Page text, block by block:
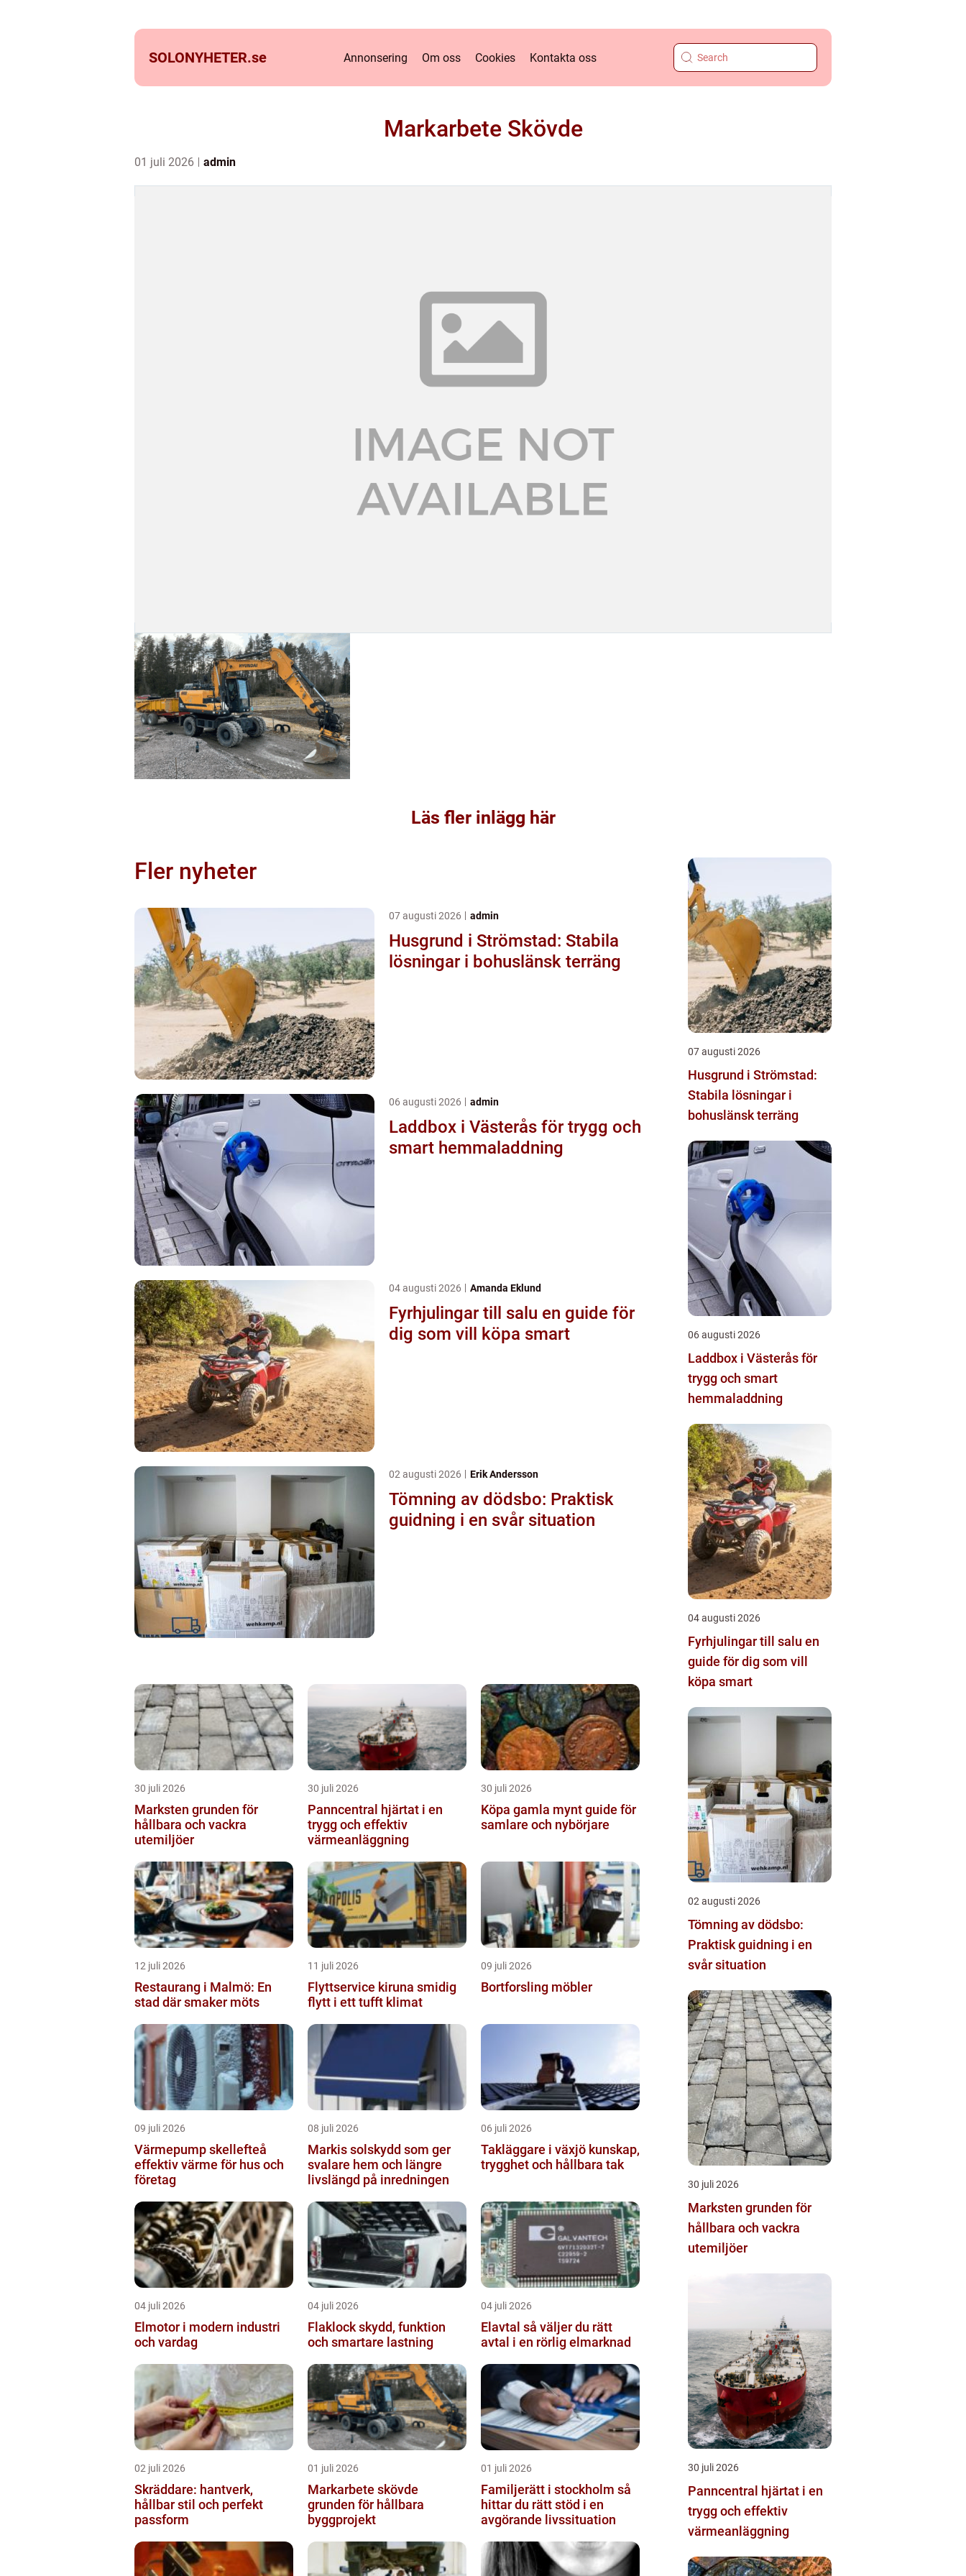
SOLONYHETER.se Annonsering Om oss Cookies Kontakta oss
Markarbete Skövde
01 juli 2026 admin
Läs fler inlägg här
Fler nyheter
07 augusti 2026 admin
Husgrund i Strömstad: Stabila
lösningar i bohuslänsk terräng
06 augusti 2026 admin
Laddbox i Västerås för trygg och
smart hemmaladdning
04 augusti 2026 Amanda Eklund
Fyrhjulingar till salu en guide för
dig som vill köpa smart
02 augusti 2026 Erik Andersson
Tömning av dödsbo: Praktisk
guidning i en svår situation
30 juli 2026
Marksten grunden för
hållbara och vackra
utemiljöer
30 juli 2026
Panncentral hjärtat i en
trygg och effektiv
värmeanläggning
30 juli 2026
Köpa gamla mynt guide för
samlare och nybörjare
12 juli 2026
Restaurang i Malmö: En
stad där smaker möts
11 juli 2026
Flyttservice kiruna smidig
flytt i ett tufft klimat
09 juli 2026
Bortforsling möbler
09 juli 2026
Värmepump skellefteå
effektiv värme för hus och
företag
08 juli 2026
Markis solskydd som ger
svalare hem och längre
livslängd på inredningen
06 juli 2026
Takläggare i växjö kunskap,
trygghet och hållbara tak
04 juli 2026
Elmotor i modern industri
och vardag
04 juli 2026
Flaklock skydd, funktion
och smartare lastning
04 juli 2026
Elavtal så väljer du rätt
avtal i en rörlig elmarknad
02 juli 2026
Skräddare: hantverk,
hållbar stil och perfekt
passform
01 juli 2026
Markarbete skövde
grunden för hållbara
byggprojekt
01 juli 2026
Familjerätt i stockholm så
hittar du rätt stöd i en
avgörande livssituation
07 augusti 2026
Husgrund i Strömstad:
Stabila lösningar i
bohuslänsk terräng
06 augusti 2026
Laddbox i Västerås för
trygg och smart
hemmaladdning
04 augusti 2026
Fyrhjulingar till salu en
guide för dig som vill
köpa smart
02 augusti 2026
Tömning av dödsbo:
Praktisk guidning i en
svår situation
30 juli 2026
Marksten grunden för
hållbara och vackra
utemiljöer
30 juli 2026
Panncentral hjärtat i en
trygg och effektiv
värmeanläggning